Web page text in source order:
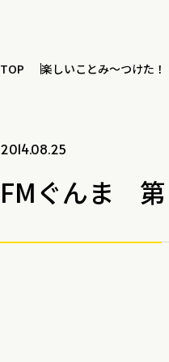
TOP 楽しいことみ～つけた！
2014.08.25
FMぐんま 第